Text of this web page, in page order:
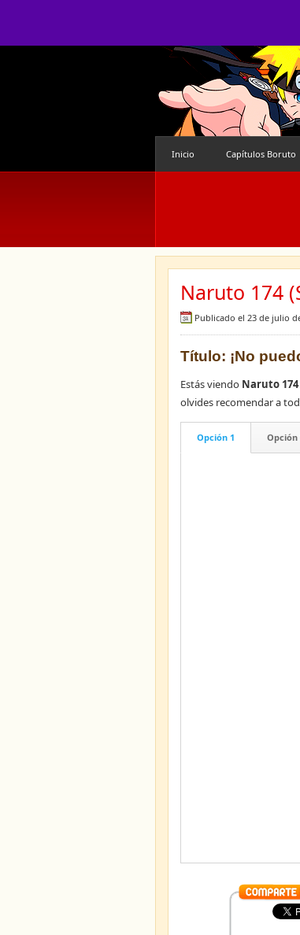
Inicio Capítulos Boruto
Naruto 174
Publicado el 23 de julio
Título: ¡No
Estás viendo Naruto 174
olvides recomendar a
Opción 1 Opción